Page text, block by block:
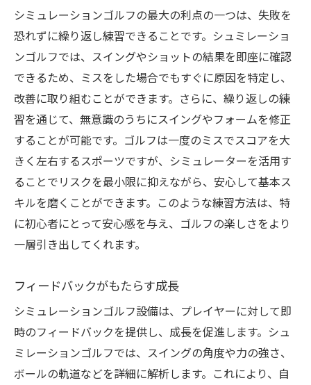
シミュレーションゴルフの最大の利点の一つは、失敗を
恐れずに繰り返し練習できることです。シュミレーショ
ンゴルフでは、スイングやショットの結果を即座に確認
できるため、ミスをした場合でもすぐに原因を特定し、
改善に取り組むことができます。さらに、繰り返しの練
習を通じて、無意識のうちにスイングやフォームを修正
することが可能です。ゴルフは一度のミスでスコアを大
きく左右するスポーツですが、シミュレーターを活用す
ることでリスクを最小限に抑えながら、安心して基本ス
キルを磨くことができます。このような練習方法は、特
に初心者にとって安心感を与え、ゴルフの楽しさをより
一層引き出してくれます。
フィードバックがもたらす成長
シミュレーションゴルフ設備は、プレイヤーに対して即
時のフィードバックを提供し、成長を促進します。シュ
ミレーションゴルフでは、スイングの角度や力の強さ、
ボールの軌道などを詳細に解析します。これにより、自